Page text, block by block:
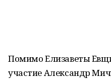
Помимо Елизаветы
участие Александр